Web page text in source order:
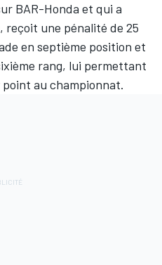
BAR-Honda et qui a
une pénalité de 25
en septième position et
rang, lui permettant
au championnat.